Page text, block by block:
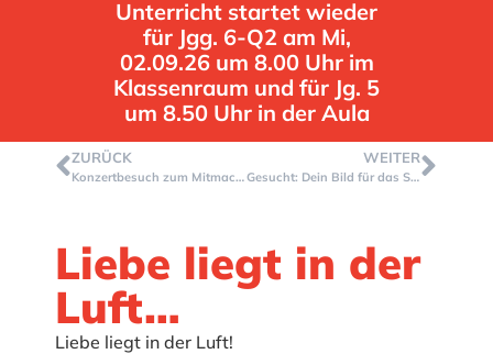
Unterricht startet wieder
für Jgg. 6-Q2 am Mi,
02.09.26 um 8.00 Uhr im
Klassenraum und für Jg. 5
um 8.50 Uhr in der Aula
ZURÜCK
Konzertbesuch zum Mitmachen
WEITER
Gesucht: Dein Bild für das Stadtradeln 2024
Liebe liegt in der
Luft…
Liebe liegt in der Luft!